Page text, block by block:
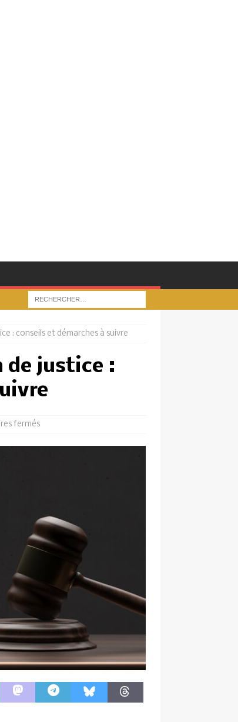
: conseils et démarches à suivre
de justice :
fermés